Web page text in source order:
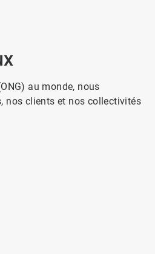
au monde, nous
nos clients et nos collectivités